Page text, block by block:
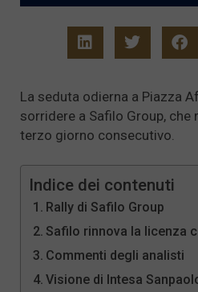
La seduta odierna a Piazza
sorridere a Safilo Group, che
terzo giorno consecutivo.
Indice dei contenuti
Rally di Safilo Group
Safilo rinnova la licenza
Commenti degli analisti
Visione di Intesa